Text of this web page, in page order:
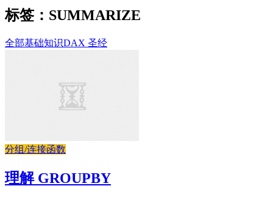
标签：SUMMARIZE
全部基础知识DAX 圣经
分组/连接函数
理解 GROUPBY